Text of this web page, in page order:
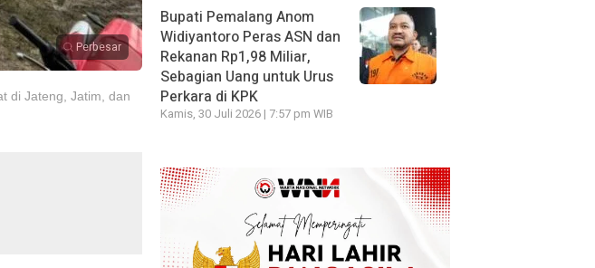
Perbesar
di Jateng, Jatim, dan
Bupati Pemalang Anom
Widiyantoro Peras ASN dan
Rekanan Rp1,98 Miliar,
Sebagian Uang untuk Urus
Perkara di KPK
Kamis, 30 Juli 2026 | 7:57 pm WIB